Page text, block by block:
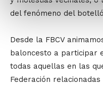
del fenómeno del
Desde la FBCV
baloncesto a participar
todas aquellas en las
Federación